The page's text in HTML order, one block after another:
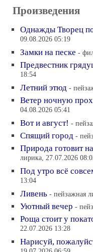
Произведения
Однажды Творец
09.08.2026 05:19
Замки на песке -
Предвестник
18:54
Летний этюд -
Ветер ночную
04.08.2026 05:41
Вот и август! -
Спящий город -
Природа готовит
лирика, 27.07.2026
Под утро всё
13:04
Ливень - пейзажная
Уютный вечер -
Роща стоит у
22.07.2026 13:28
Нарисуй,